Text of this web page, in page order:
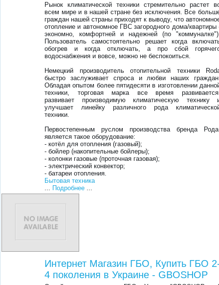
Рынок климатической техники стремительно растет
всем мире и в нашей стране без исключения. Все
граждан нашей страны приходят к выводу, что
отопление и автономное ГВС загородного дома/квартиры
экономно, комфортней и надежней (по
Пользователь самостоятельно решает когда
обогрев и когда отключать, а про сбой
водоснабжения и вовсе, можно не беспокоиться.
Немецкий производитель отопительной техники
быстро заслуживает спроса и любви наших
Обладая опытом более пятидесяти в изготовлении
техники, торговая марка все время
развивает производимую климатическую технику
улучшает линейку различного рода
техники.
Первостепенным руслом производства бренда
является такое оборудование:
- котёл для отопления (газовый);
- бойлер (накопительные бойлеры);
- колонки газовые (проточная газовая);
- электрический конвектор;
- батареи отопления.
Бытовая техника
Подробнее
Интернет Магазин ГБО, Купить ГБО
4 поколения в Украине - GBOSHOP